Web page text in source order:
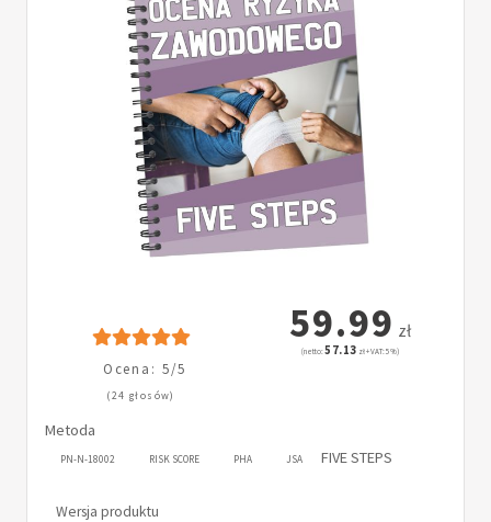
Ocena: 5/5
(24 głosów)
59.99 zł
(netto:57.13 zł + VAT: 5%)
Metoda
PN-N-18002 RISK SCORE PHA JSA FIVE STEPS
Wersja produktu